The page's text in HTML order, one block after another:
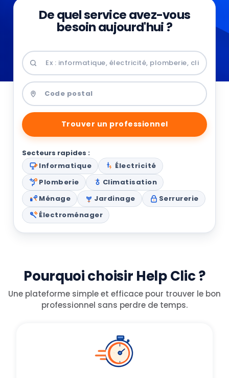
De quel service avez-vous
besoin aujourd'hui ?
Trouver un professionnel
Secteurs rapides :
Informatique
Électricité
Plomberie
Climatisation
Ménage
Jardinage
Serrurerie
Électroménager
Pourquoi choisir Help Clic ?
Une plateforme simple et efficace pour trouver le bon
professionnel sans perdre de temps.